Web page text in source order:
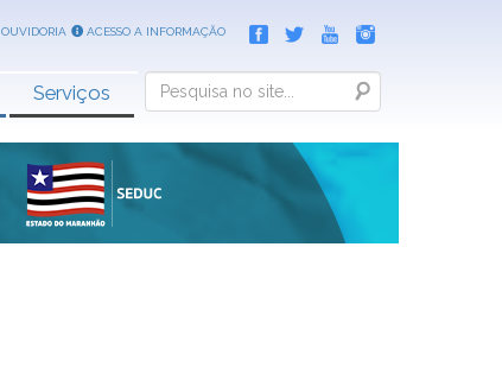
OUVIDORIA ACESSO A INFORMAÇÃO
Serviços Search